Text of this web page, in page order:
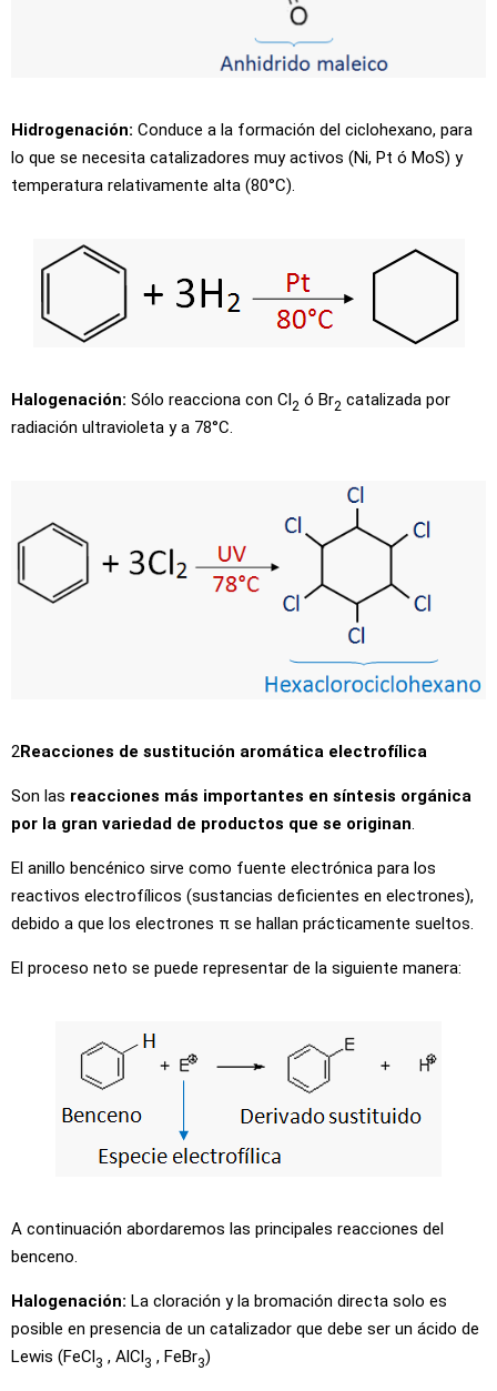
Hidrogenación: Conduce a la formación del ciclohexano, para
lo que se necesita catalizadores muy activos (Ni, Pt ó MoS) y
temperatura relativamente alta (80°C).
Halogenación: Sólo reacciona con Cl2 ó Br2 catalizada por
radiación ultravioleta y a 78°C.
2Reacciones de sustitución aromática electrofílica
Son las reacciones más importantes en síntesis orgánica
por la gran variedad de productos que se originan
El anillo bencénico sirve como fuente electrónica para los
reactivos electrofílicos (sustancias deficientes en electrones),
debido a que los electrones π se hallan prácticamente sueltos.
El proceso neto se puede representar de la siguiente manera:
A continuación abordaremos las principales reacciones del
benceno.
Halogenación: La cloración y la bromación directa solo es
posible en presencia de un catalizador que debe ser un ácido de
Lewis (FeCl3 , AlCl3 , FeBr3)